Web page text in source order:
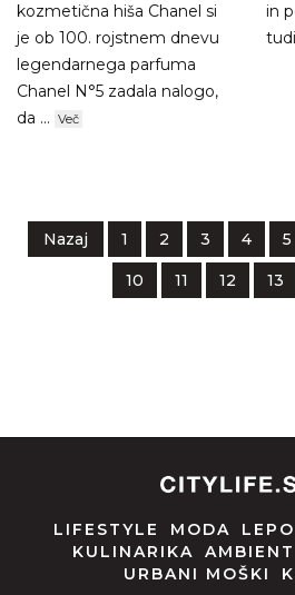
kozmetična hiša Chanel si
je ob 100. rojstnem dnevu
legendarnega parfuma
Chanel N°5 zadala nalogo,
da ... Več
in
Nazaj 1 2 3 4 5
10 11 12 13
LIFESTYLE MODA
KULINARIKA
AMBIENT
URBANI MOŠKI